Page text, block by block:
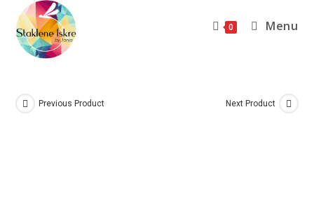
0 Menu
Previous Product Next Product